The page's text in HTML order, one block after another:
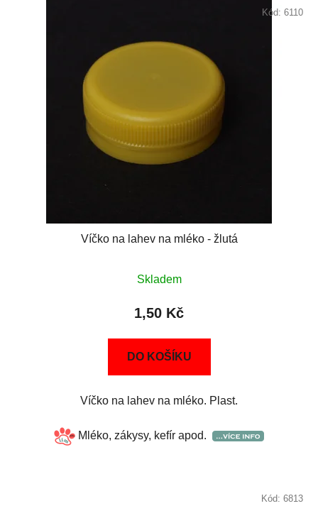
Víčko na lahev na mléko - žlutá
Skladem
1,50 Kč
DO KOŠÍKU
Víčko na lahev na mléko. Plast.
Mléko, zákysy, kefír apod.
Kód: 6110
Kód: 6813